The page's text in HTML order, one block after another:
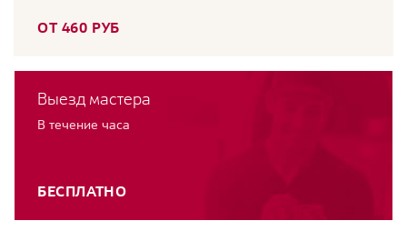
ОТ 460 РУБ
Выезд мастера
В течение часа
БЕСПЛАТНО